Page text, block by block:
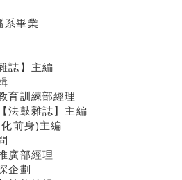
系畢業
誌】主編
育訓練部經理
法鼓雜誌】主編
前身)主編
廣部經理
企劃